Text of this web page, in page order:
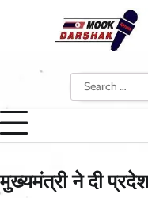
Search
for:
मुख्यमंत्री ने दी